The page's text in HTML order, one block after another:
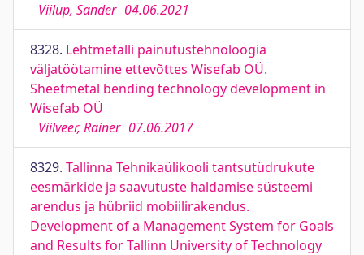
Viilup, Sander 04.06.2021
8328. Lehtmetalli painutustehnoloogia
väljatöötamine ettevõttes Wisefab OÜ.
Sheetmetal bending technology development in
Wisefab OÜ
Viilveer, Rainer 07.06.2017
8329. Tallinna Tehnikaülikooli tantsutüdrukute
eesmärkide ja saavutuste haldamise süsteemi
arendus ja hübriid mobiilirakendus.
Development of a Management System for Goals
and Results for Tallinn University of Technology